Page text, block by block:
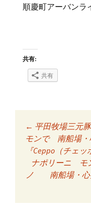
順慶町アーバン
共有:
共有
投稿
ン
← 平田牧場三元
モンで 南船場・
『Ceppo（チェッ
ナポリーニ モ
ノ 南船場・心